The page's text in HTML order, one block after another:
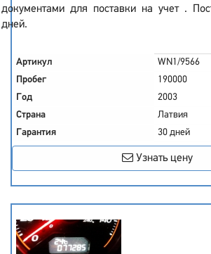
документами для поставки на учет .
дней.
Артикул
WN1/9566
Пробег
190000
Год
2003
Страна
Латвия
Гарантия
30 дней
Узнать цену